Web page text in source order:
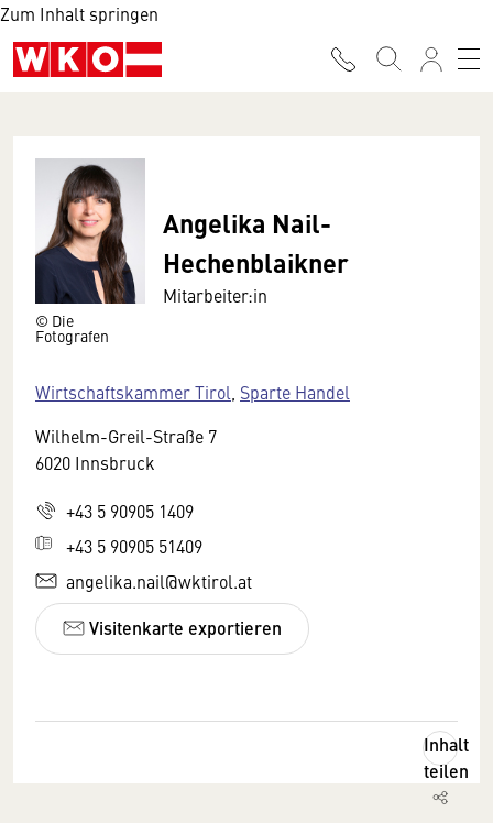
Zum Inhalt springen
© Die
Fotografen
Angelika Nail-
Hechenblaikner
Mitarbeiter:in
Wirtschaftskammer Tirol Sparte Handel
Wilhelm-Greil-Straße 7
6020 Innsbruck
+43 5 90905 1409
+43 5 90905 51409
angelika.nail@wktirol.at
Visitenkarte exportieren
Inhalt
teilen